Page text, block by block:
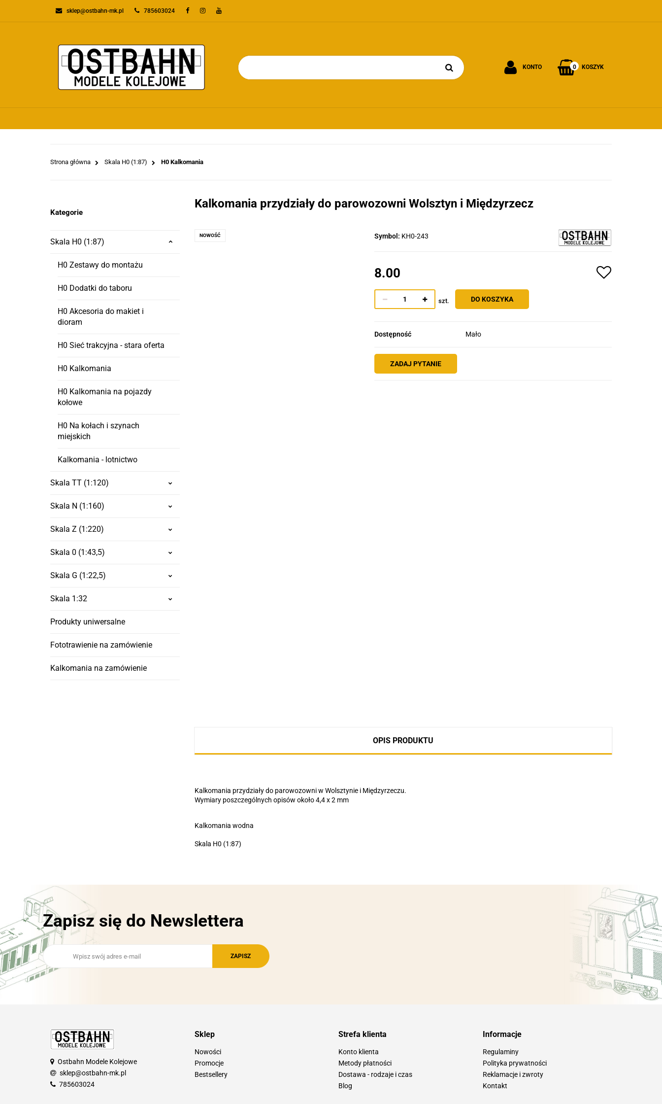
sklep@ostbahn-mk.pl 785603024
KONTO 0 KOSZYK
KATEGORIE PROMOCJE
Strona główna Skala H0 (1:87) H0 Kalkomania
Kategorie
Skala H0 (1:87)
H0 Zestawy do montażu
H0 Dodatki do taboru
H0 Akcesoria do makiet i
dioram
H0 Sieć trakcyjna - stara oferta
H0 Kalkomania
H0 Kalkomania na pojazdy
kołowe
H0 Na kołach i szynach
miejskich
Kalkomania - lotnictwo
Skala TT (1:120)
Skala N (1:160)
Skala Z (1:220)
Skala 0 (1:43,5)
Skala G (1:22,5)
Skala 1:32
Produkty uniwersalne
Fototrawienie na zamówienie
Kalkomania na zamówienie
Kalkomania przydziały do parowozowni Wolsztyn i Międzyrzecz
NOWOŚĆ Symbol: KH0-243
8.00
szt. DO KOSZYKA
Dostępność Mało
ZADAJ PYTANIE
OPIS PRODUKTU
Kalkomania przydziały do parowozowni w Wolsztynie i Międzyrzeczu.
Wymiary poszczególnych opisów około 4,4 x 2 mm
Kalkomania wodna
Skala H0 (1:87)
Zapisz się do Newslettera
Ostbahn Modele Kolejowe
sklep@ostbahn-mk.pl
785603024
Sklep
Nowości
Promocje
Bestsellery
Strefa klienta
Konto klienta
Metody płatności
Dostawa - rodzaje i czas
Blog
Informacje
Regulaminy
Polityka prywatności
Reklamacje i zwroty
Kontakt